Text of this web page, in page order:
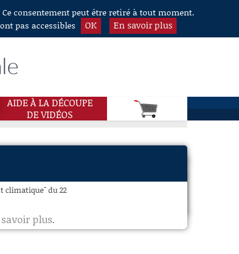
consentement peut être retiré à tout moment.
pas accessibles
OK En savoir plus
AIDE À LA DÉCOUPE
DE VIDÉOS
climatique" du 22
plus.